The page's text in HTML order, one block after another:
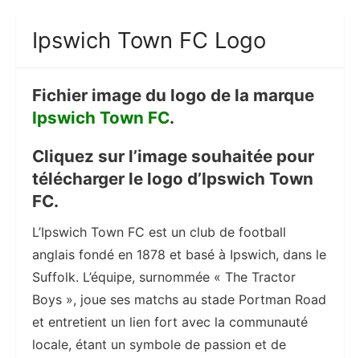
Ipswich Town FC Logo
Fichier image du logo de la marque
Ipswich Town FC.
Cliquez sur l’image souhaitée pour
télécharger le logo d’Ipswich Town
FC.
L’Ipswich Town FC est un club de football
anglais fondé en 1878 et basé à Ipswich, dans le
Suffolk. L’équipe, surnommée « The Tractor
Boys », joue ses matchs au stade Portman Road
et entretient un lien fort avec la communauté
locale, étant un symbole de passion et de